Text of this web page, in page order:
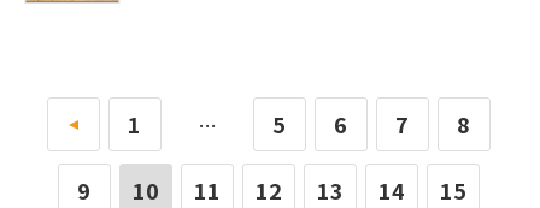
« 1 … 5 6 7 8
9 10 11 12 13 14 15